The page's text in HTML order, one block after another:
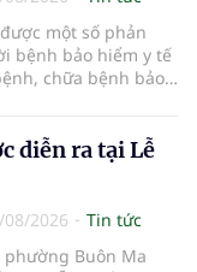
một số phản
bệnh bảo hiểm y tế
chữa bệnh bảo
theo yêu cầu
nộp thêm các chi
trả.
diễn ra tại Lễ
08/2026
Tin tức
phường Buôn Ma